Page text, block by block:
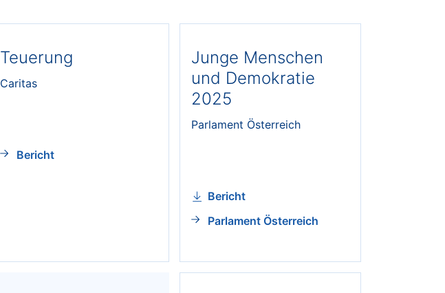
Teuerung
Caritas
Bericht
Junge Menschen
und Demokratie
2025
Parlament Österreich
Bericht
Parlament Österreich